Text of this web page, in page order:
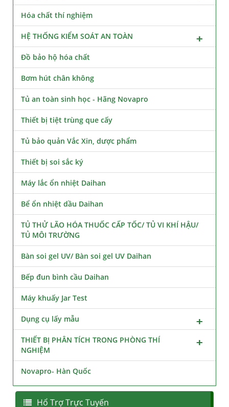
Hóa chất thí nghiệm
HỆ THỐNG KIỂM SOÁT AN TOÀN
Đồ bảo hộ hóa chất
Bơm hút chân không
Tủ an toàn sinh học - Hãng Novapro
Thiết bị tiệt trùng que cấy
Tủ bảo quản Vắc Xin, dược phẩm
Thiết bị soi sắc ký
Máy lắc ổn nhiệt Daihan
Bể ổn nhiệt dầu Daihan
TỦ THỬ LÃO HÓA THUỐC CẤP TỐC/ TỦ VI KHÍ HẬU/
TỦ MÔI TRƯỜNG
Bàn soi gel UV/ Bàn soi gel UV Daihan
Bếp đun bình cầu Daihan
Máy khuấy Jar Test
Dụng cụ lấy mẫu
THIẾT BỊ PHÂN TÍCH TRONG PHÒNG THÍ
NGHIỆM
Novapro- Hàn Quốc
Hổ Trợ Trực Tuyến